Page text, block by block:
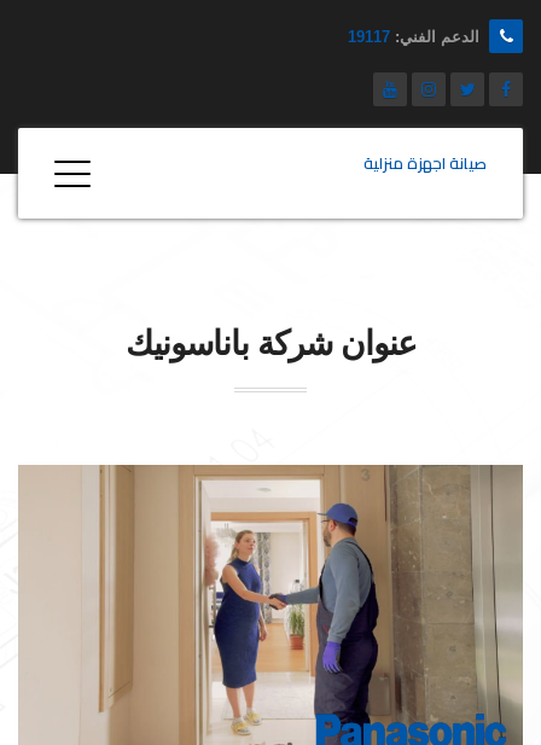
الدعم الفني: 19117
صيانة اجهزة منزلية
عنوان شركةباناسونيك